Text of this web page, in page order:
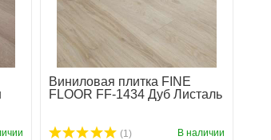
Виниловая плитка FINE
FLOOR FF-1434 Дуб Листаль
(1) В наличии